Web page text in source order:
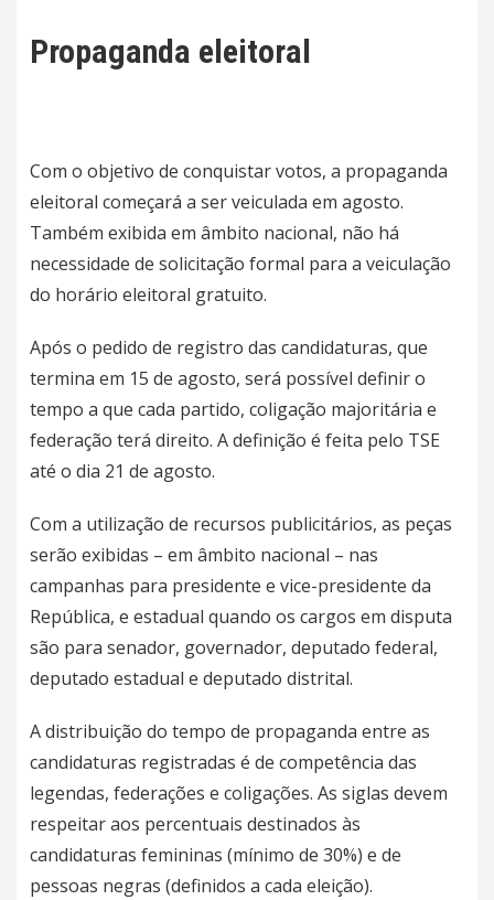
Propaganda eleitoral
Com o objetivo de conquistar votos, a propaganda
eleitoral começará a ser veiculada em agosto.
Também exibida em âmbito nacional, não há
necessidade de solicitação formal para a veiculação
do horário eleitoral gratuito.
Após o pedido de registro das candidaturas, que
termina em 15 de agosto, será possível definir o
tempo a que cada partido, coligação majoritária e
federação terá direito. A definição é feita pelo TSE
até o dia 21 de agosto.
Com a utilização de recursos publicitários, as peças
serão exibidas – em âmbito nacional – nas
campanhas para presidente e vice-presidente da
República, e estadual quando os cargos em disputa
são para senador, governador, deputado federal,
deputado estadual e deputado distrital.
A distribuição do tempo de propaganda entre as
candidaturas registradas é de competência das
legendas, federações e coligações. As siglas devem
respeitar aos percentuais destinados às
candidaturas femininas (mínimo de 30%) e de
pessoas negras (definidos a cada eleição).